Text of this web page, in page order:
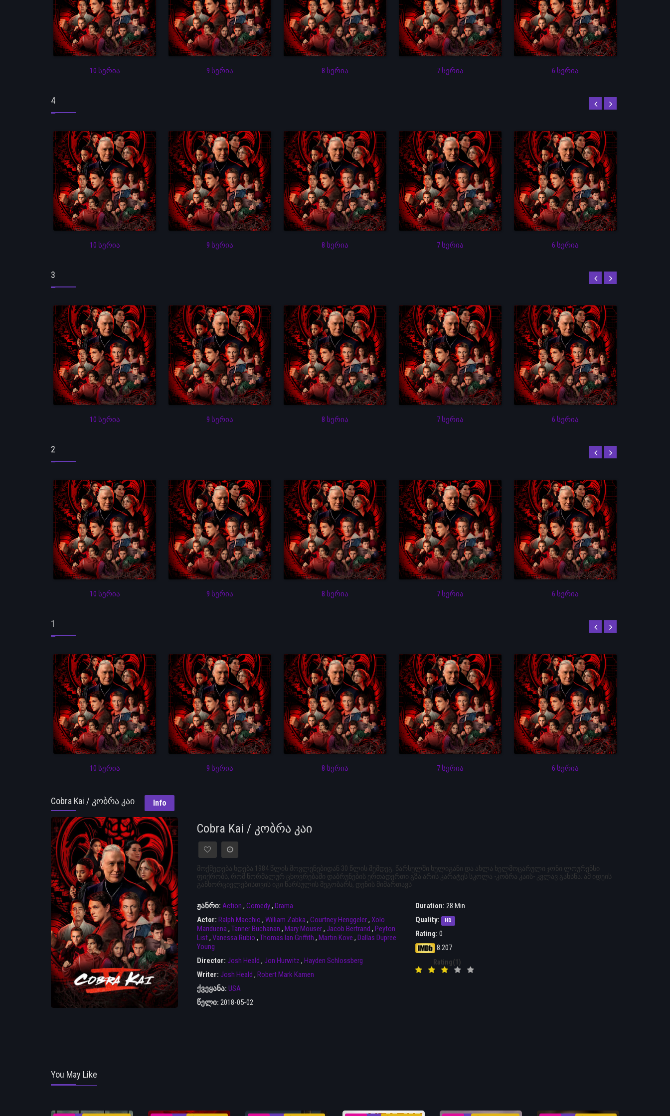
10 სერია 9 სერია 8 სერია 7 სერია 6 სერია
4
10 სერია 9 სერია 8 სერია 7 სერია 6 სერია
3
10 სერია 9 სერია 8 სერია 7 სერია 6 სერია
2
10 სერია 9 სერია 8 სერია 7 სერია 6 სერია
1
10 სერია 9 სერია 8 სერია 7 სერია 6 სერია
Cobra Kai / კობრა კაი Info
Cobra Kai / კობრა კაი
მოქმედება ხდება 1984 წლის მოვლენებიდან 30 წლის შემდეგ. წარსულში ხულიგანი და ახლა ხელმოცარული ჯონი ლოურენსი
ფიქრობს, რომ ნორმალურ ცხოვრებაში დაბრუნების ერთადერთი გზა არის კარატეს სკოლა -კობრა კაის- კვლავ გახსნა. ამ იდეის
განხორციელებისთვის იგი წარსულის მეგობარს, დენის მიმართავს
ჟანრი: Action , Comedy, Drama
Actor: Ralph Macchio , William Zabka, Courtney Henggeler, Xolo
Mariduena, Tanner Buchanan , Mary Mouser, Jacob Bertrand , Peyton
List, Vanessa Rubio , Thomas Ian Griffith , Martin Kove , Dallas Dupree
Young
Director: Josh Heald , Jon Hurwitz , Hayden Schlossberg
Writer: Josh Heald , Robert Mark Kamen
ქვეყანა: USA
წელი: 2018-05-02
Duration: 28 Min
Quality:
HD
Rating: 0
8.207
Rating(1)
You May Like